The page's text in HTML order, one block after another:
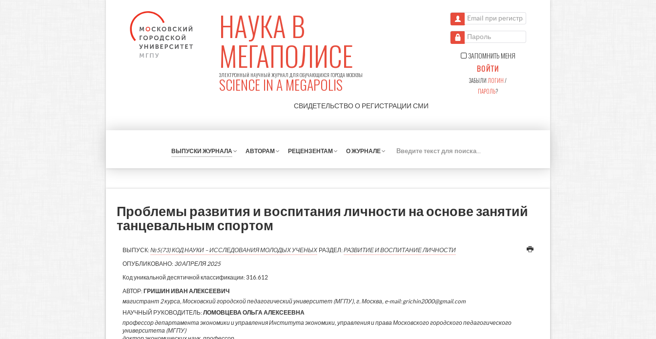
НАУКА В
МЕГАПОЛИСЕ
ЭЛЕКТРОННЫЙ НАУЧНЫЙ ЖУРНАЛ ДЛЯ ОБУЧАЮЩИХСЯ ГОРОДА МОСКВЫ
SCIENCE IN A MEGAPOLIS
СВИДЕТЕЛЬСТВО О РЕГИСТРАЦИИ СМИ
Email при регистрации
Пароль
ЗАПОМНИТЬ МЕНЯ
ВОЙТИ
ЗАБЫЛИ ЛОГИН/
ПАРОЛЬ?
ВЫПУСКИ ЖУРНАЛА АВТОРАМ РЕЦЕНЗЕНТАМ О ЖУРНАЛЕ
К
Проблемы развития и воспитания личности на основе занятий
танцевальным спортом
ВЫПУСК:№5(73) КОД НАУКИ – ИССЛЕДОВАНИЯ МОЛОДЫХ УЧЕНЫХ РАЗДЕЛ:РАЗВИТИЕ И ВОСПИТАНИЕ ЛИЧНОСТИ
ОПУБЛИКОВАНО: 30 АПРЕЛЯ 2025
Код уникальной десятичной классификации: 316.612
АВТОР: ГРИШИН ИВАН АЛЕКСЕЕВИЧ
магистрант 2 курса, Московский городской педагогический университет (МГПУ), г. Москва, e-mail: grichin2000@gmail.com
НАУЧНЫЙ РУКОВОДИТЕЛЬ:ЛОМОВЦЕВА ОЛЬГА АЛЕКСЕЕВНА
профессор департамента экономики и управления Института экономики, управления и права Московского городского педагогического
университета (МГПУ)